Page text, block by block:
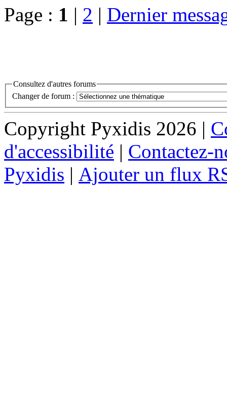
Page : 1 | 2 | Dernier
Consultez d'autres forums
Changer de forum :
Copyright Pyxidis 2026 |
d'accessibilité | Contactez-
Pyxidis | Ajouter un flux